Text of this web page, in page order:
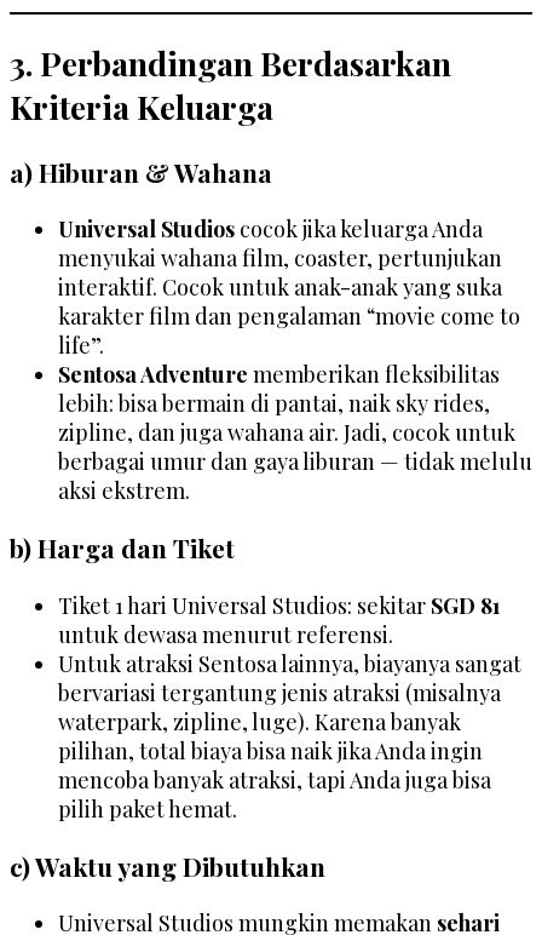
3. Perbandingan Berdasarkan
Kriteria Keluarga
a) Hiburan & Wahana
Universal Studios cocok jika keluarga Anda
menyukai wahana film, coaster, pertunjukan
interaktif. Cocok untuk anak-anak yang suka
karakter film dan pengalaman “movie come to
life”.
Sentosa Adventure memberikan fleksibilitas
lebih: bisa bermain di pantai, naik sky rides,
zipline, dan juga wahana air. Jadi, cocok untuk
berbagai umur dan gaya liburan — tidak melulu
aksi ekstrem.
b) Harga dan Tiket
Tiket 1 hari Universal Studios: sekitar SGD 81
untuk dewasa menurut referensi.
Untuk atraksi Sentosa lainnya, biayanya sangat
bervariasi tergantung jenis atraksi (misalnya
waterpark, zipline, luge). Karena banyak
pilihan, total biaya bisa naik jika Anda ingin
mencoba banyak atraksi, tapi Anda juga bisa
pilih paket hemat.
c) Waktu yang Dibutuhkan
Universal Studios mungkin memakan sehari